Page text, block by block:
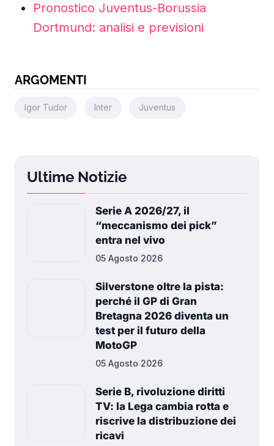
Pronostico Juventus-Borussia
Dortmund: analisi e previsioni
ARGOMENTI
Igor Tudor Inter Juventus
Ultime Notizie
Serie A 2026/27, il
“meccanismo dei pick”
entra nel vivo
05 Agosto 2026
Silverstone oltre la pista:
perché il GP di Gran
Bretagna 2026 diventa un
test per il futuro della
MotoGP
05 Agosto 2026
Serie B, rivoluzione diritti
TV: la Lega cambia rotta e
riscrive la distribuzione dei
ricavi